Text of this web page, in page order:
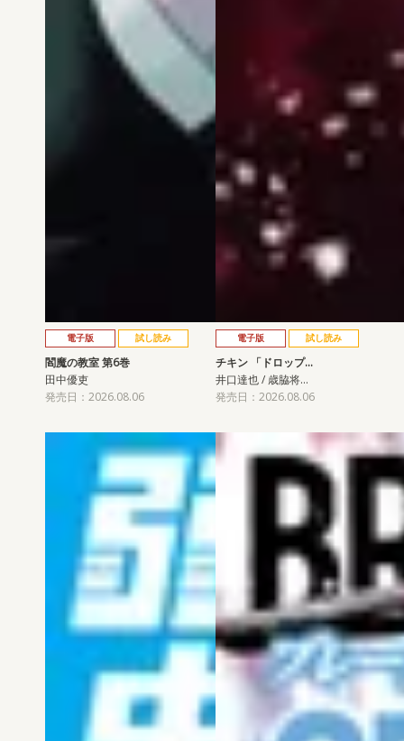
電子版 試し読み
閻魔の教室 第6巻
田中優吏
発売日：2026.08.06
電子版 試し読み
チキン 「ドロップ…
井口達也 / 歳脇将…
発売日：2026.08.06